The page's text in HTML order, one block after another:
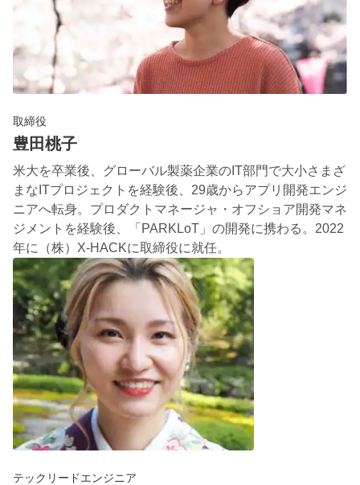
取締役
豊田桃子
米大を卒業後、グローバル製薬企業のIT部門で大小さまざ
まなITプロジェクトを経験後、29歳からアプリ開発エンジ
ニアへ転身。プロダクトマネージャ・オフショア開発マネ
ジメントを経験後、「PARKLoT」の開発に携わる。2022
年に（株）X-HACKに取締役に就任。
テックリードエンジニア